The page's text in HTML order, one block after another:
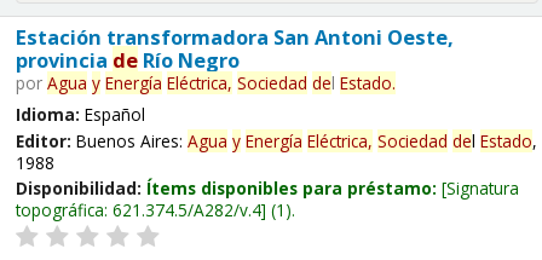
Estación transformadora San Antoni Oeste,
provincia deRío Negro
por Agua y Energía Eléctrica, Sociedad del Estado.
Idioma: Español
Editor: Buenos Aires: Agua y Energía Eléctrica, Sociedad del Estado,
1988
Disponibilidad: Ítems disponibles para préstamo: Signatura
topográfica: 621.374.5/A282/v.4 (1).